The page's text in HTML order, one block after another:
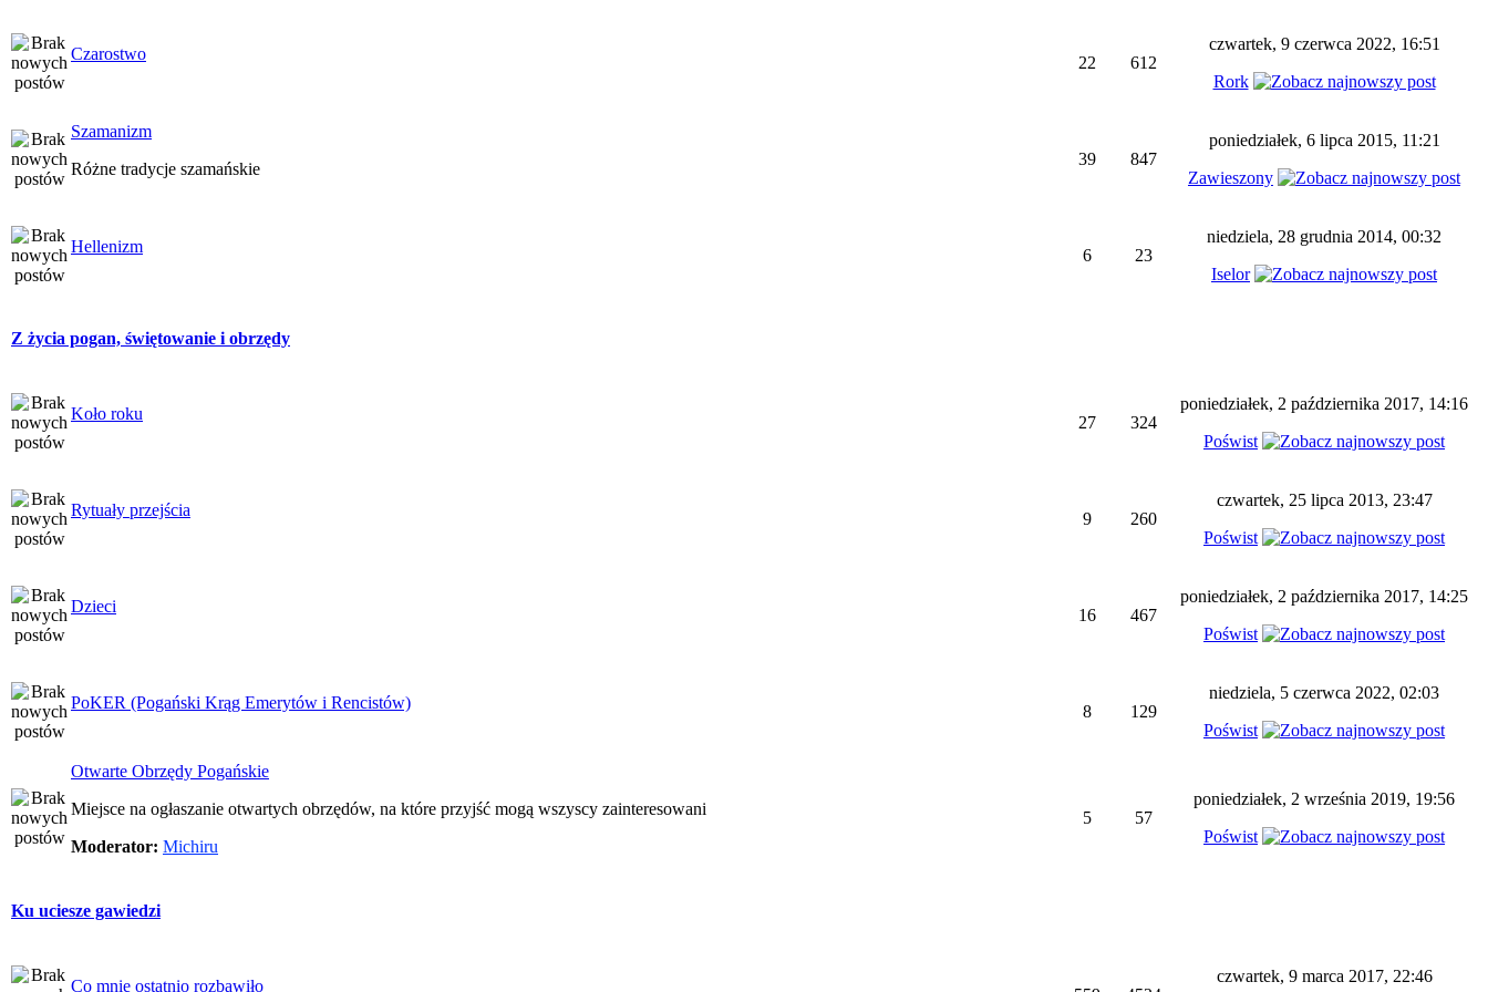
Czarostwo 22 612
czwartek, 9 czerwca 2022, 16:51
Rork
Szamanizm
Różne tradycje szamańskie
39 847
poniedziałek, 6 lipca 2015, 11:21
Zawieszony
Hellenizm 6 23
niedziela, 28 grudnia 2014, 00:32
Iselor
Z życia pogan, świętowanie i obrzędy
Koło roku 27 324
poniedziałek, 2 października 2017, 14:16
Poświst
Rytuały przejścia 9 260
czwartek, 25 lipca 2013, 23:47
Poświst
Dzieci 16 467
poniedziałek, 2 października 2017, 14:25
Poświst
PoKER (Pogański Krąg Emerytów i Rencistów) 8 129
niedziela, 5 czerwca 2022, 02:03
Poświst
Otwarte Obrzędy Pogańskie
Miejsce na ogłaszanie otwartych obrzędów, na które przyjść mogą wszyscy zainteresowani
Moderator: Michiru
5 57
poniedziałek, 2 września 2019, 19:56
Poświst
Ku uciesze gawiedzi
Co mnie ostatnio rozbawiło
czwartek, 9 marca 2017, 22:46